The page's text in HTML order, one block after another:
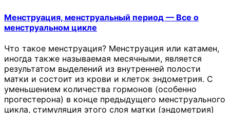
Менструация, менструальный период — Все о
менструальном цикле
Что такое менструация? Менструация или катамен,
иногда также называемая месячными, является
результатом выделений из внутренней полости
матки и состоит из крови и клеток эндометрия. С
уменьшением количества гормонов (особенно
прогестерона) в конце предыдущего менструального
цикла, стимуляция этого слоя матки (эндометрия)